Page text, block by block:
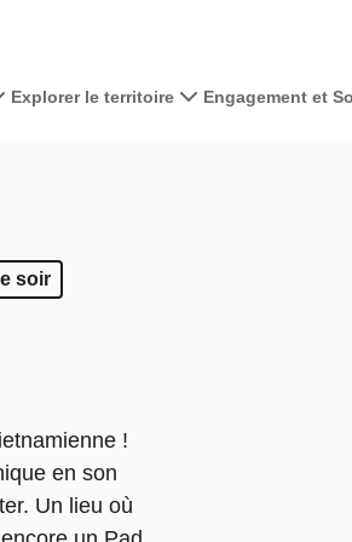
Explorer le territoire Engagement et
soir
!
en son
Un lieu où